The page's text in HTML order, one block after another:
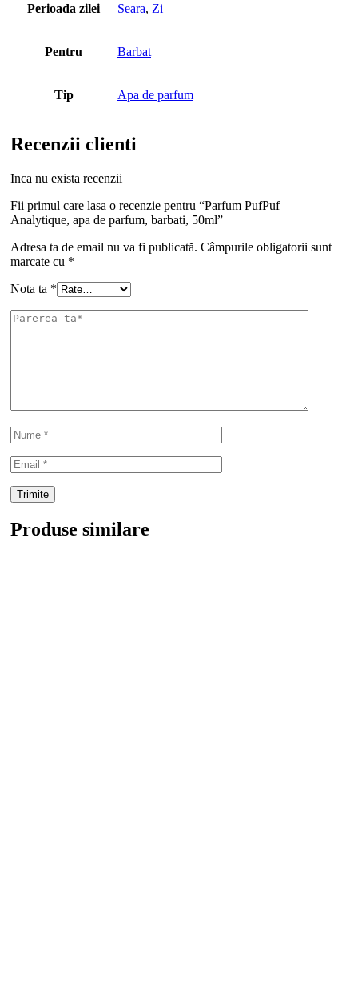
Perioada zilei Seara, Zi
Pentru Barbat
Tip Apa de parfum
Recenzii clienti
Inca nu exista recenzii
Fii primul care lasa o recenzie pentru “Parfum PufPuf –
Analytique, apa de parfum, barbati, 50ml”
Adresa ta de email nu va fi publicată. Câmpurile obligatorii sunt
marcate cu *
Nota ta *
Produse similare